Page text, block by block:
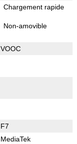
Chargement rapide
Non-amovible
VOOC
F7
MediaTek